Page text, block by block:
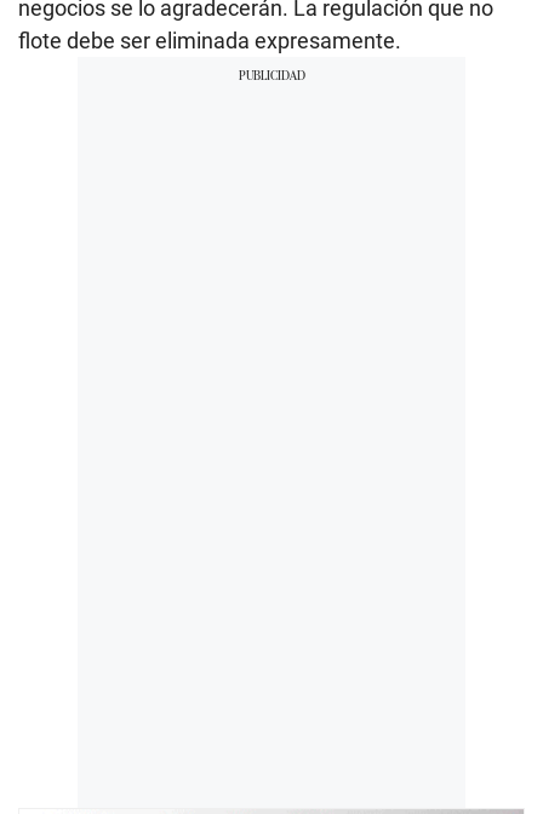
negocios se lo agradecerán. La regulación que no
flote debe ser eliminada expresamente.